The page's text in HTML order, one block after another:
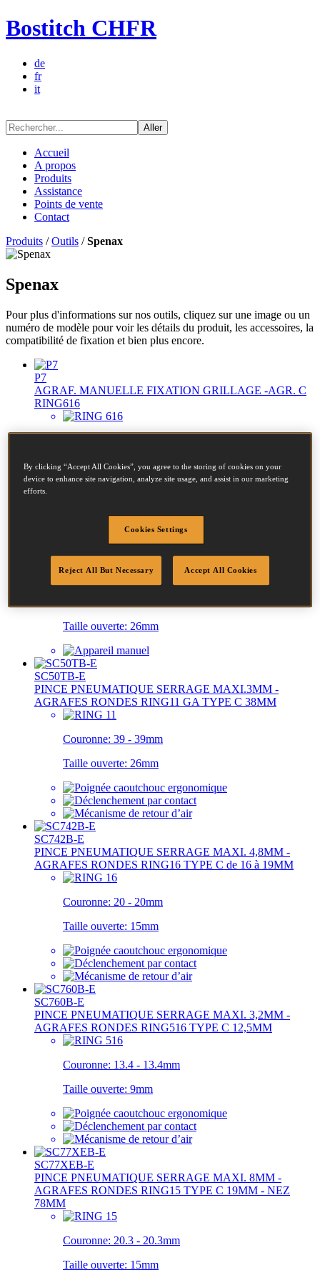
Bostitch CHFR
de
fr
it
Aller
Accueil
A propos
Produits
Assistance
Points de vente
Contact
Produits /Outils /Spenax
Spenax
Pour plus d'informations sur nos outils, cliquez sur une image ou un
numéro de modèle pour voir les détails du produit, les accessoires, la
compatibilité de fixation et bien plus encore.
P7
AGRAF. MANUELLE FIXATION GRILLAGE -AGR. C
RING616
Taille ouverte:17mm
AGRAFES RONDES RING11 GA TYPE C 38MM
Taille ouverte: 26mm
SC50TB-E
PINCE PNEUMATIQUE SERRAGE MAXI.3MM -
AGRAFES RONDES RING11 GA TYPE C 38MM
Couronne: 39 - 39mm
Taille ouverte: 26mm
SC742B-E
PINCE PNEUMATIQUE SERRAGE MAXI. 4,8MM -
AGRAFES RONDES RING16 TYPE C de 16 à 19MM
Couronne: 20 - 20mm
Taille ouverte: 15mm
SC760B-E
PINCE PNEUMATIQUE SERRAGE MAXI. 3,2MM -
AGRAFES RONDES RING516 TYPE C 12,5MM
Couronne: 13.4 - 13.4mm
Taille ouverte: 9mm
SC77XEB-E
PINCE PNEUMATIQUE SERRAGE MAXI. 8MM -
AGRAFES RONDES RING15 TYPE C 19MM - NEZ
78MM
Couronne: 20.3 - 20.3mm
Taille ouverte: 15mm
By clicking “Accept All Cookies”, you agree to the storing of cookies on your
device to enhance site navigation, analyze site usage, and assist in our marketing
efforts.
Cookies Settings
Reject All But Necessary Accept All Cookies